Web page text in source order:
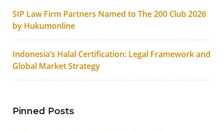
SIP Law Firm Partners Named to The 200 Club 2026
by Hukumonline
Indonesia’s Halal Certification: Legal Framework and
Global Market Strategy
Pinned Posts